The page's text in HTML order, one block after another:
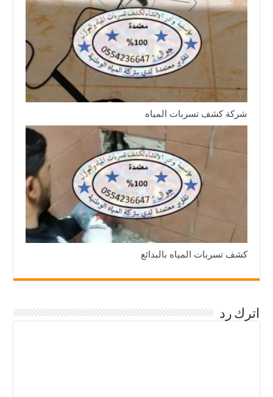
شركة كشف تسربات المياه
كشف تسربات المياه بالبدائع
اترك رد